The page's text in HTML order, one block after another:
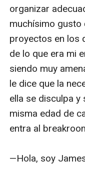
organizar
muchísimo gusto
proyectos en los
de lo que era mi
siendo muy
le dice que la
ella se disculpa y
misma edad de
entra al
—Hola, soy